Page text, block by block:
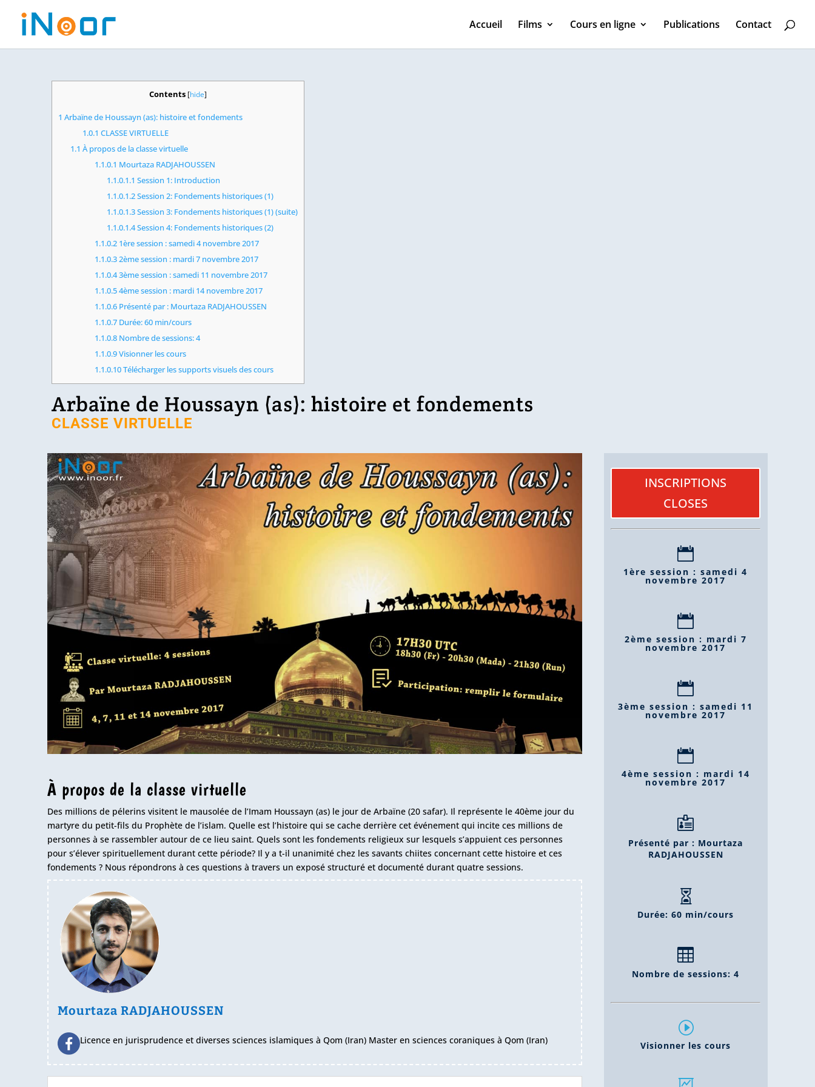
Accueil Films Cours en ligne Publications Contact
Contents [hide]
1 Arbaïne de Houssayn (as): histoire et fondements
1.0.1 CLASSE VIRTUELLE
1.1 À propos de la classe virtuelle
1.1.0.1 Mourtaza RADJAHOUSSEN
1.1.0.1.1 Session 1: Introduction
1.1.0.1.2Session 2: Fondements historiques (1)
1.1.0.1.3Session 3: Fondements historiques (1) (suite)
1.1.0.1.4Session 4: Fondements historiques (2)
1.1.0.2 1ère session : samedi 4 novembre 2017
1.1.0.32ème session : mardi 7 novembre 2017
1.1.0.43ème session : samedi 11 novembre 2017
1.1.0.54ème session : mardi 14 novembre 2017
1.1.0.6 Présenté par : Mourtaza RADJAHOUSSEN
1.1.0.7 Durée: 60 min/cours
1.1.0.8 Nombre de sessions: 4
1.1.0.9Visionner les cours
1.1.0.10Télécharger les supports visuels des cours
Arbaïne de Houssayn (as): histoire et fondements
CLASSE VIRTUELLE
À propos de la classe virtuelle
Des millions de pélerins visitent le mausolée de l’Imam Houssayn (as) le jour de Arbaïne (20 safar). Il représente le 40ème jour du
martyre du petit-fils du Prophète de l’islam. Quelle est l’histoire qui se cache derrière cet événement qui incite ces millions de
personnes à se rassembler autour de ce lieu saint. Quels sont les fondements religieux sur lesquels s’appuient ces personnes
pour s’élever spirituellement durant cette période? Il y a t-il unanimité chez les savants chiites concernant cette histoire et ces
fondements ? Nous répondrons à ces questions à travers un exposé structuré et documenté durant quatre sessions.
Mourtaza RADJAHOUSSEN
Licence en jurisprudence et diverses sciences islamiques à Qom (Iran) Master en sciences coraniques à Qom (Iran)
INSCRIPTIONS
CLOSES

1ère session : samedi 4
novembre 2017

2ème session : mardi 7
novembre 2017

3ème session : samedi 11
novembre 2017

4ème session : mardi 14
novembre 2017

Présenté par : Mourtaza
RADJAHOUSSEN

Durée: 60 min/cours

Nombre de sessions: 4
I
Visionner les cours